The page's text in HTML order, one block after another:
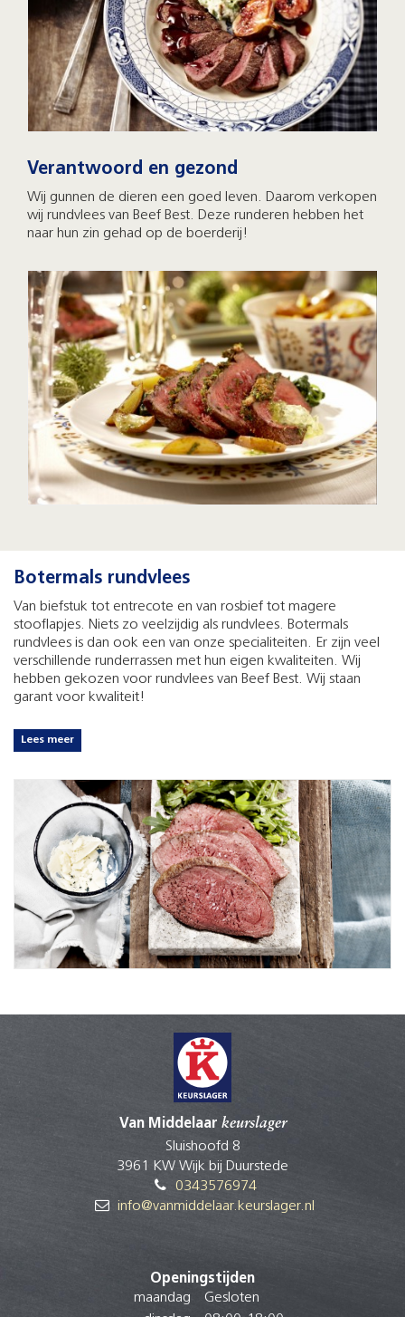
Verantwoord en gezond
Wij gunnen de dieren een goed leven. Daarom verkopen
wij rundvlees van Beef Best. Deze runderen hebben het
naar hun zin gehad op de boerderij!
Botermals rundvlees
Van biefstuk tot entrecote en van rosbief tot magere
stooflapjes. Niets zo veelzijdig als rundvlees. Botermals
rundvlees is dan ook een van onze specialiteiten. Er zijn veel
verschillende runderrassen met hun eigen kwaliteiten. Wij
hebben gekozen voor rundvlees van Beef Best. Wij staan
garant voor kwaliteit!
Lees meer
Van Middelaar keurslager
Sluishoofd 8
3961 KW Wijk bij Duurstede
0343576974
info@vanmiddelaar.keurslager.nl
Openingstijden
maandag
Gesloten